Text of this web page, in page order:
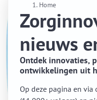
Home
nieuws
Ontdek innovaties,
ontwikkelingen uit
Op deze pagina en